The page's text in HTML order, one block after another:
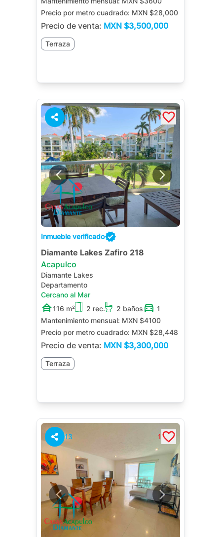
Precio por metro cuadrado: MXN $28,000
Precio de venta: MXN $3,500,000
Terraza
17 1
Inmueble verificado
Diamante Lakes Zafiro 218
Acapulco
Diamante Lakes
Departamento
Cercano al Mar
116 m²
2 rec. 2 baños
1
Mantenimiento mensual: MXN $4100
Precio por metro cuadrado: MXN $28,448
Precio de venta: MXN $3,300,000
Terraza
13 1